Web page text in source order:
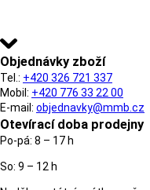
Objednávky zboží
Tel.: +420 326 721 337
Mobil: +420 776 33 22 00
E-mail: objednavky@mmb.cz
Otevírací doba prodejny
Po-pá: 8 – 17 h
So: 9 – 12 h